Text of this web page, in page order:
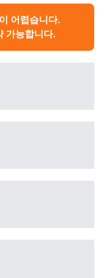
어렵습니다.
가능합니다.